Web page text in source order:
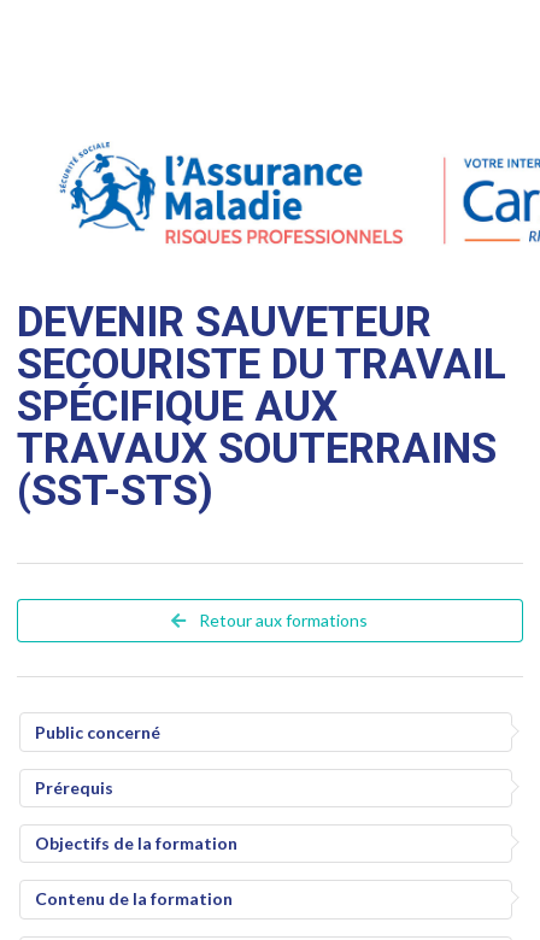
DEVENIR SAUVETEUR
SECOURISTE DU TRAVAIL
SPÉCIFIQUE AUX
TRAVAUX SOUTERRAINS
(SST-STS)
Retour aux formations
Public concerné
Prérequis
Objectifs de la formation
Contenu de la formation